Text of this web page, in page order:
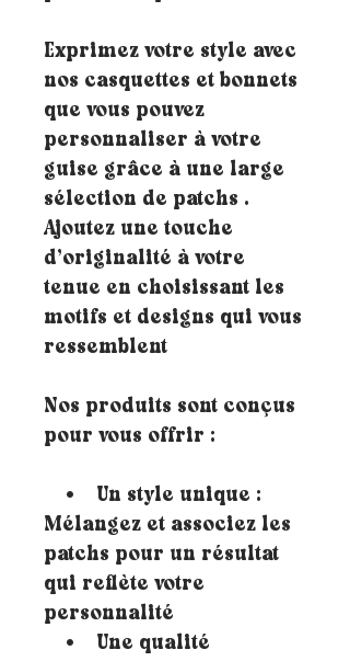
Exprimez votre style avec
nos casquettes et bonnets
que vous pouvez
personnaliser à votre
guise grâce à une large
sélection de patchs .
Ajoutez une touche
d’originalité à votre
tenue en choisissant les
motifs et designs qui vous
ressemblent
Nos produits sont conçus
pour vous offrir :
• Un style unique :
Mélangez et associez les
patchs pour un résultat
qui reflète votre
personnalité
• Une qualité